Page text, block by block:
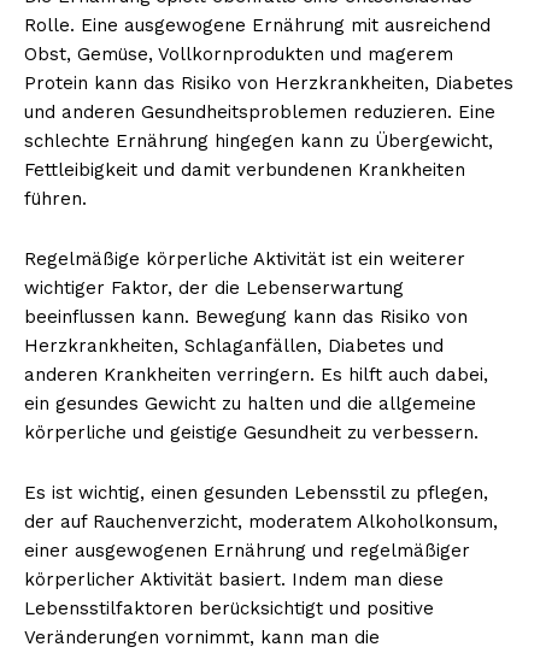
Rolle. Eine ausgewogene Ernährung mit ausreichend
Obst, Gemüse, Vollkornprodukten und magerem
Protein kann das Risiko von Herzkrankheiten, Diabetes
und anderen Gesundheitsproblemen reduzieren. Eine
schlechte Ernährung hingegen kann zu Übergewicht,
Fettleibigkeit und damit verbundenen Krankheiten
führen.
Regelmäßige körperliche Aktivität ist ein weiterer
wichtiger Faktor, der die Lebenserwartung
beeinflussen kann. Bewegung kann das Risiko von
Herzkrankheiten, Schlaganfällen, Diabetes und
anderen Krankheiten verringern. Es hilft auch dabei,
ein gesundes Gewicht zu halten und die allgemeine
körperliche und geistige Gesundheit zu verbessern.
Es ist wichtig, einen gesunden Lebensstil zu pflegen,
der auf Rauchenverzicht, moderatem Alkoholkonsum,
einer ausgewogenen Ernährung und regelmäßiger
körperlicher Aktivität basiert. Indem man diese
Lebensstilfaktoren berücksichtigt und positive
Veränderungen vornimmt, kann man die